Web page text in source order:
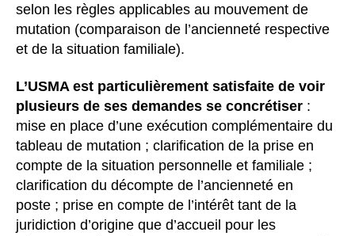
selon les règles applicables au mouvement de
mutation (comparaison de l’ancienneté respective
et de la situation familiale).
L’USMA est particulièrement satisfaite de voir
plusieurs de ses demandes se concrétiser :
mise en place d’une exécution complémentaire du
tableau de mutation ; clarification de la prise en
compte de la situation personnelle et familiale ;
clarification du décompte de l’ancienneté en
poste ; prise en compte de l’intérêt tant de la
juridiction d’origine que d’accueil pour les